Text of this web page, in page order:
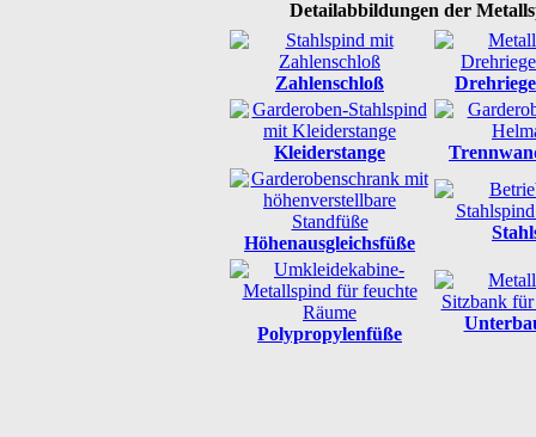
Detailabbildungen der
Zahlenschloß
Kleiderstange
Höhenausgleichsfüße
Polypropylenfüße